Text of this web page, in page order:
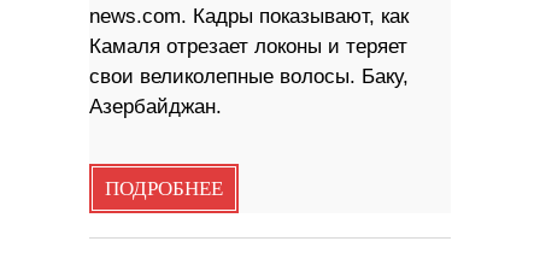
news.com. Кадры показывают, как
Камаля отрезает локоны и теряет
свои великолепные волосы. Баку,
Азербайджан.
ПОДРОБНЕЕ